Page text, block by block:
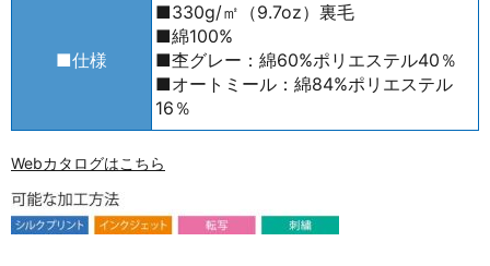
■仕様
■330g/㎡（9.7oz）裏毛
■綿100%
■杢グレー：綿60%ポリエステル40％
■オートミール：綿84%ポリエステル
16％
Webカタログはこちら